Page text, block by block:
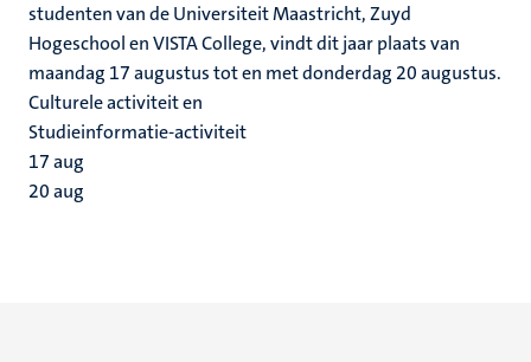
studenten van de Universiteit Maastricht, Zuyd
Hogeschool en VISTA College, vindt dit jaar plaats van
maandag 17 augustus tot en met donderdag 20 augustus.
Culturele activiteit en
Studieinformatie-activiteit
17aug
20aug